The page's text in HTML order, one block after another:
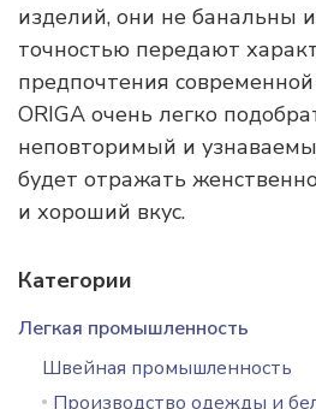
изделий, они не банальны
точностью передают
предпочтения
ORIGA очень легко
неповторимый и
будет отражать
и хороший вкус.
Категории
Легкая промышленность
Швейная промышленность
Производство одежды и